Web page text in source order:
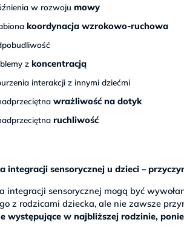
w rozwojumowy
koordynacja wzrokowo-ruchowa
zkoncentracją
interakcji z innymi dziećmi
wrażliwość na dotyk
ruchliwość
integracji sensorycznej u dzieci –
integracji sensorycznej mogą być
z rodzicami dziecka, ale nie zawsze
występujące w najbliższej rodzinie,